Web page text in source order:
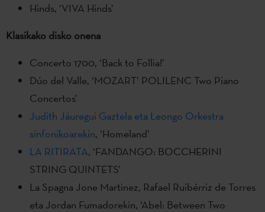
Hinds, ‘VIVA Hinds’
Klasikako disko onena
Concerto 1700, ‘Back to Follia!’
Dúo del Valle, ‘MOZART’ POLILENC Two Piano
Concertos’
Judith Jáuregui Gaztela eta Leongo Orkestra
sinfonikoarekin, ‘Homeland’
LA RITIRATA, ‘FANDANGO: BOCCHERINI
STRING QUINTETS’
La Spagna Jone Martinez, Rafael Ruibérriz de Torres
eta Jordan Fumadorekin, ‘Abel: Between Two